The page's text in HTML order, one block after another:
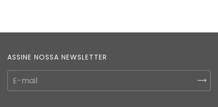
ASSINE NOSSA NEWSLETTER